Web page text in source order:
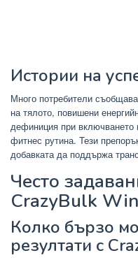
Истории на
Много потребители
на тялото, повишени
дефиниция при включването
фитнес рутина. Тези
добавката да поддържа
Често
CrazyBulk
Колко бързо
резултати с